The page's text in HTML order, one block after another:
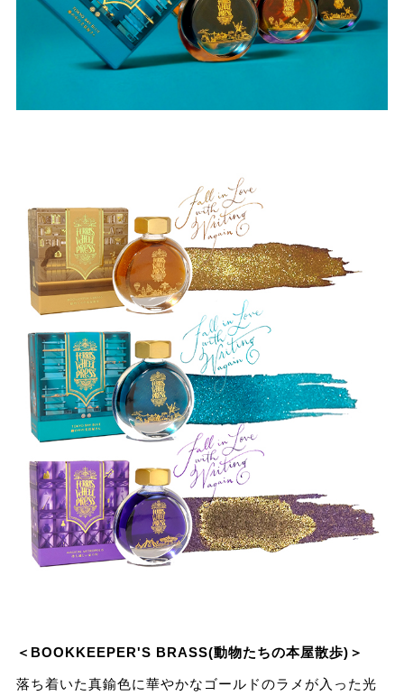
＜BOOKKEEPER'S BRASS(動物たちの本屋散歩)＞
落ち着いた真鍮⾊に華やかなゴールドのラメが⼊った光